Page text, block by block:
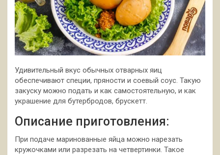
Удивительный вкус обычных отварных яиц
обеспечивают специи, пряности и соевый соус. Такую
закуску можно подать и как самостоятельную, и как
украшение для бутербродов, брускетт.
Описание приготовления:
При подаче маринованные яйца можно нарезать
кружочками или разрезать на четвертинки. Такое